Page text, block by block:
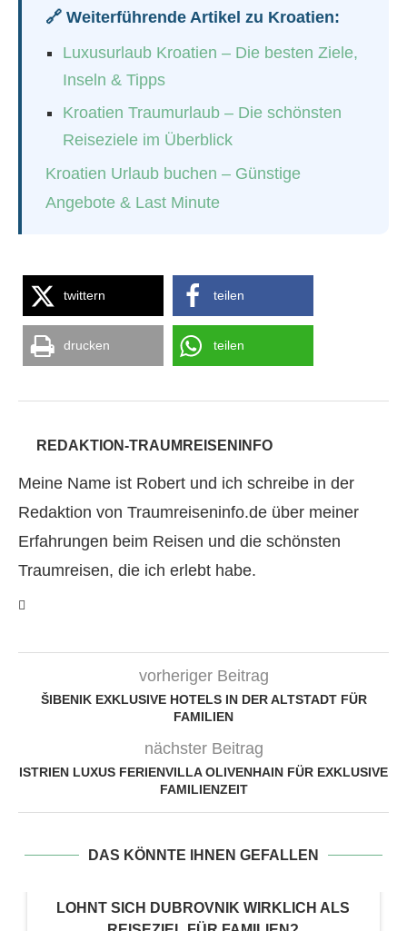
🔗 Weiterführende Artikel zu Kroatien:
Luxusurlaub Kroatien – Die besten Ziele,
Inseln & Tipps
Kroatien Traumurlaub – Die schönsten
Reiseziele im Überblick
Kroatien Urlaub buchen – Günstige
Angebote & Last Minute
twittern teilen
drucken teilen
REDAKTION-TRAUMREISENINFO
Meine Name ist Robert und ich schreibe in der
Redaktion von Traumreiseninfo.de über meiner
Erfahrungen beim Reisen und die schönsten
Traumreisen, die ich erlebt habe.
vorheriger Beitrag
ŠIBENIK EXKLUSIVE HOTELS IN DER ALTSTADT FÜR
FAMILIEN
nächster Beitrag
ISTRIEN LUXUS FERIENVILLA OLIVENHAIN FÜR EXKLUSIVE
FAMILIENZEIT
DAS KÖNNTE IHNEN GEFALLEN
LOHNT SICH DUBROVNIK WIRKLICH ALS